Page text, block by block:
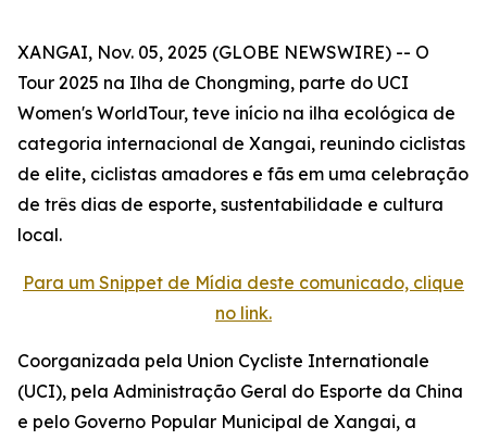
XANGAI, Nov. 05, 2025 (GLOBE NEWSWIRE) -- O
Tour 2025 na Ilha de Chongming, parte do UCI
Women's WorldTour, teve início na ilha ecológica de
categoria internacional de Xangai, reunindo ciclistas
de elite, ciclistas amadores e fãs em uma celebração
de três dias de esporte, sustentabilidade e cultura
local.
Para um Snippet de Mídia deste comunicado, clique
no link.
Coorganizada pela Union Cycliste Internationale
(UCI), pela Administração Geral do Esporte da China
e pelo Governo Popular Municipal de Xangai, a